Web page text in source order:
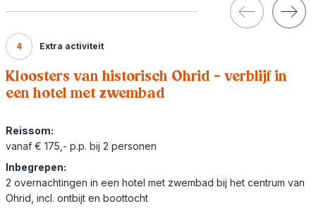
4 Extra activiteit
Kloosters van historisch Ohrid - verblijf in
een hotel met zwembad
Reissom:
vanaf € 175,- p.p. bij 2 personen
Inbegrepen:
2 overnachtingen in een hotel met zwembad bij het centrum van
Ohrid, incl. ontbijt en boottocht